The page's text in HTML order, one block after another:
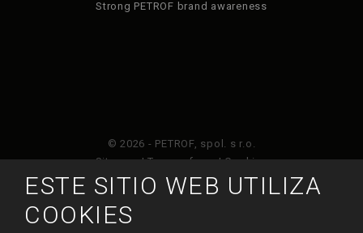
Strong PETROF brand awareness
© 2026 - PETROF, spol. s r.o.
Sitemap|Terms of use|Cookies
y está sujeto a la política de privacidad de
ESTE SITIO WEB UTILIZA
COOKIES